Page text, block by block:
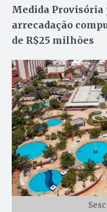
Medida Provisória
arrecadação
de R$25 milhões